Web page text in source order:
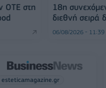
ΟΤΕ στη
18η
διεθνή σειρά
06/08/2026 - 11:39
esteticamagazine.gr